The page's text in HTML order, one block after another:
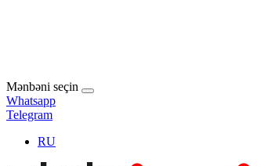
Mənbəni seçin
Whatsapp
Telegram
RU